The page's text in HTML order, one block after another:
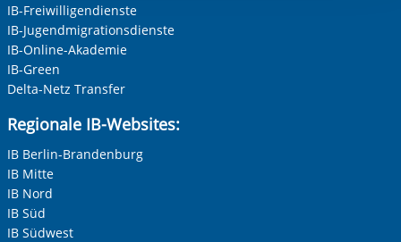
IB-Freiwilligendienste
IB-Jugendmigrationsdienste
IB-Online-Akademie
IB-Green
Delta-Netz Transfer
Regionale IB-Websites:
IB Berlin-Brandenburg
IB Mitte
IB Nord
IB Süd
IB Südwest